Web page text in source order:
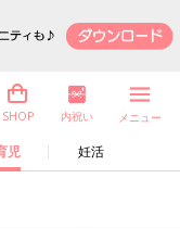
児 妊活
SHOP 内祝い メニュー